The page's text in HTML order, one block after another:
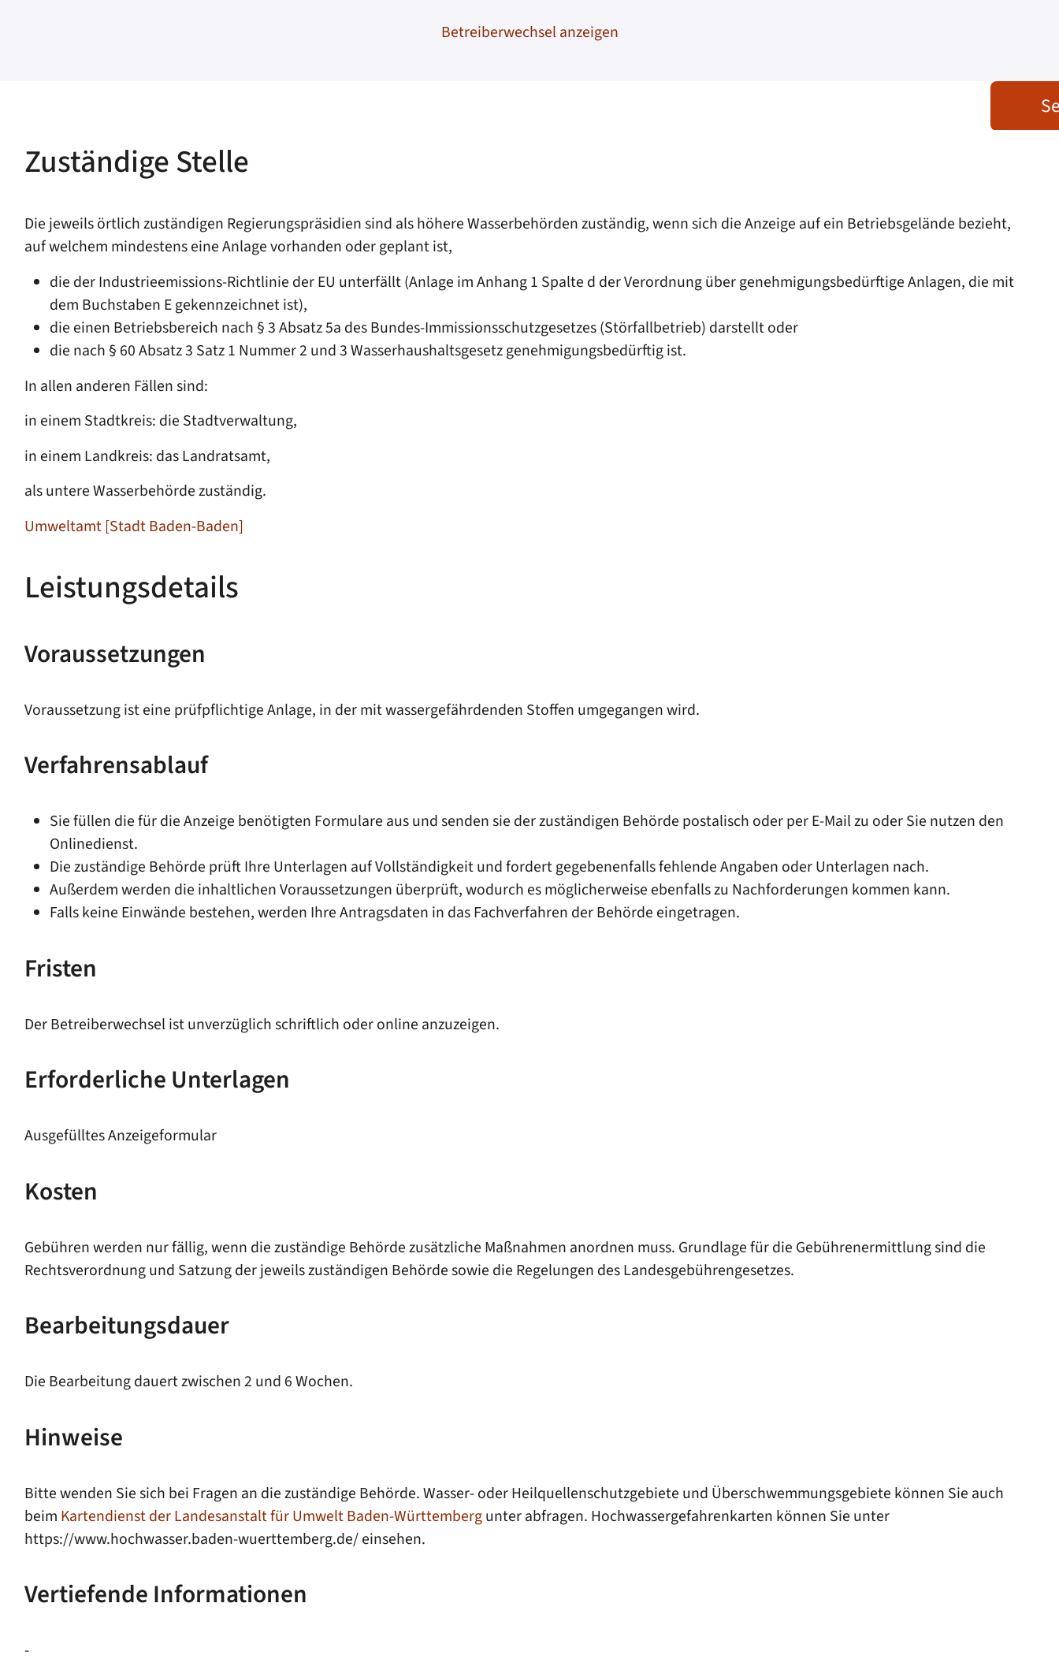
Betreiberwechsel anzeigen
Zuständige Stelle
Die jeweils örtlich zuständigen Regierungspräsidien sind als höhere Wasserbehörden zuständig, wenn sich die Anzeige auf ein Betriebsgelände bezieht,
auf welchem mindestens eine Anlage vorhanden oder geplant ist,
die der Industrieemissions-Richtlinie der EU unterfällt (Anlage im Anhang 1 Spalte d der Verordnung über genehmigungsbedürftige Anlagen, die mit
dem Buchstaben E gekennzeichnet ist),
die einen Betriebsbereich nach § 3 Absatz 5a des Bundes-Immissionsschutzgesetzes (Störfallbetrieb) darstellt oder
die nach § 60 Absatz 3 Satz 1 Nummer 2 und 3 Wasserhaushaltsgesetz genehmigungsbedürftig ist.
In allen anderen Fällen sind:
in einem Stadtkreis: die Stadtverwaltung,
in einem Landkreis: das Landratsamt,
als untere Wasserbehörde zuständig.
Umweltamt [Stadt Baden-Baden]
Leistungsdetails
Voraussetzungen
Voraussetzung ist eine prüfpflichtige Anlage, in der mit wassergefährdenden Stoffen umgegangen wird.
Verfahrensablauf
Sie füllen die für die Anzeige benötigten Formulare aus und senden sie der zuständigen Behörde postalisch oder per E-Mail zu oder Sie nutzen den
Onlinedienst.
Die zuständige Behörde prüft Ihre Unterlagen auf Vollständigkeit und fordert gegebenenfalls fehlende Angaben oder Unterlagen nach.
Außerdem werden die inhaltlichen Voraussetzungen überprüft, wodurch es möglicherweise ebenfalls zu Nachforderungen kommen kann.
Falls keine Einwände bestehen, werden Ihre Antragsdaten in das Fachverfahren der Behörde eingetragen.
Fristen
Der Betreiberwechsel ist unverzüglich schriftlich oder online anzuzeigen.
Erforderliche Unterlagen
Ausgefülltes Anzeigeformular
Kosten
Gebühren werden nur fällig, wenn die zuständige Behörde zusätzliche Maßnahmen anordnen muss. Grundlage für die Gebührenermittlung sind die
Rechtsverordnung und Satzung der jeweils zuständigen Behörde sowie die Regelungen des Landesgebührengesetzes.
Bearbeitungsdauer
Die Bearbeitung dauert zwischen 2 und 6 Wochen.
Hinweise
Bitte wenden Sie sich bei Fragen an die zuständige Behörde. Wasser- oder Heilquellenschutzgebiete und Überschwemmungsgebiete können Sie auch
beim Kartendienst der Landesanstalt für Umwelt Baden-Württembergunter abfragen. Hochwassergefahrenkarten können Sie unter
https://www.hochwasser.baden-wuerttemberg.de/ einsehen.
Vertiefende Informationen
-